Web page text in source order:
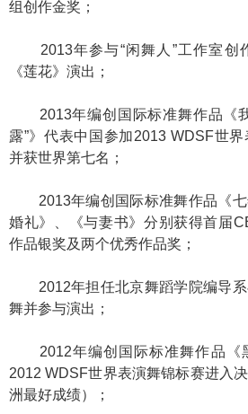
组创作金奖；
2013年参与“闲舞人”工作室创
《莲花》演出；
2013年编创国际标准舞作品《
露”》代表中国参加2013 WDSF世
并获世界第七名；
2013年编创国际标准舞作品《七
婚礼》、《与妻书》分别获得首届
作品银奖及两个优秀作品奖；
2012年担任北京舞蹈学院编导系
舞并参与演出；
2012年编创国际标准舞作品《
2012 WDSF世界表演舞锦标赛进入
洲最好成绩）；